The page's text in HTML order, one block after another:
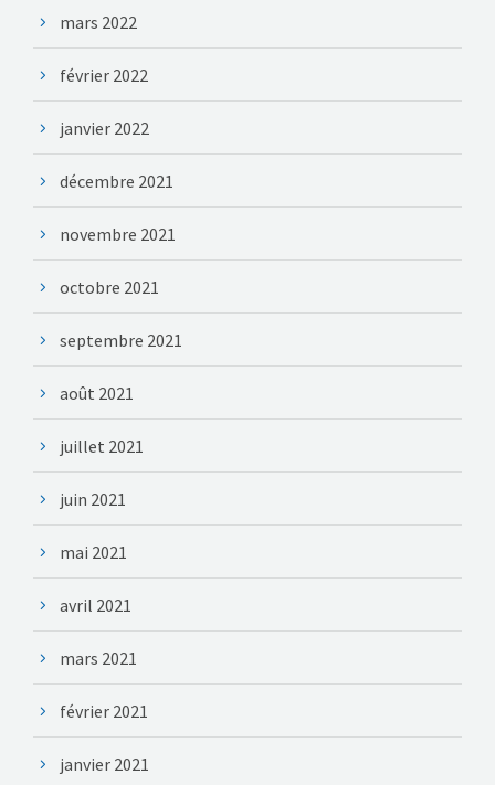
mars 2022
février 2022
janvier 2022
décembre 2021
novembre 2021
octobre 2021
septembre 2021
août 2021
juillet 2021
juin 2021
mai 2021
avril 2021
mars 2021
février 2021
janvier 2021